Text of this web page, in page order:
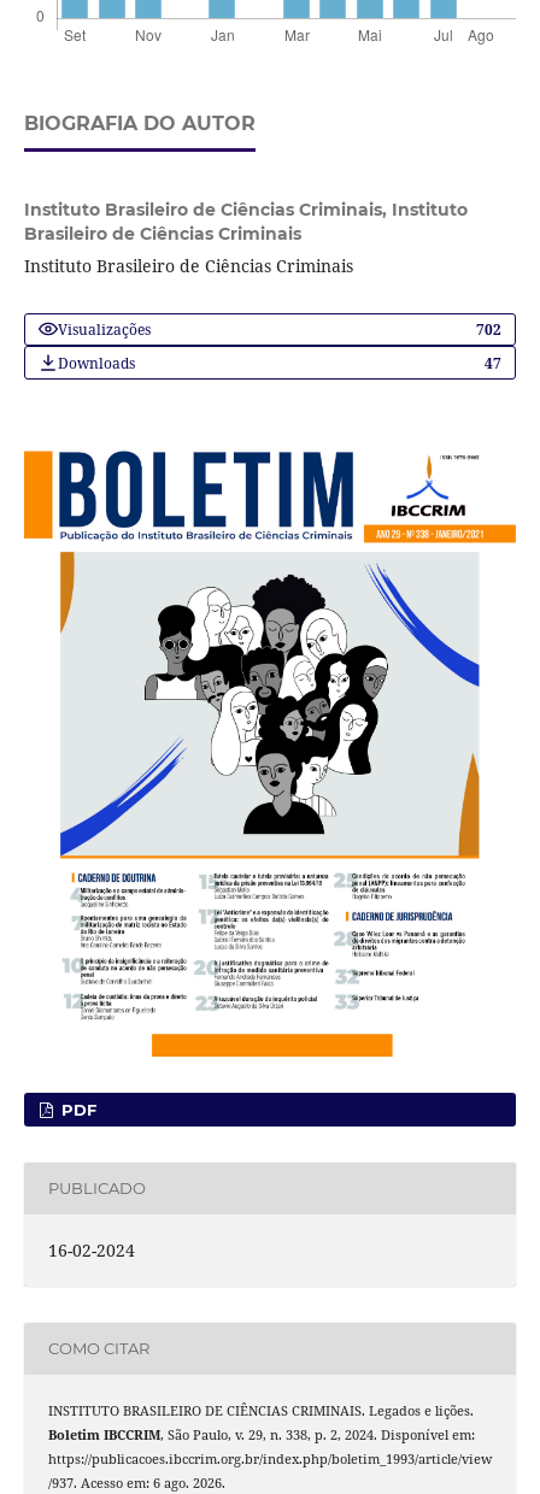
BIOGRAFIA DO AUTOR
Instituto Brasileiro de Ciências Criminais, Instituto
Brasileiro de Ciências Criminais
Instituto Brasileiro de Ciências Criminais
Visualizações
702
Downloads
47
PDF
PUBLICADO
16-02-2024
COMO CITAR
INSTITUTO BRASILEIRO DE CIÊNCIAS CRIMINAIS. Legados e lições.
Boletim IBCCRIM, São Paulo, v. 29, n. 338, p. 2, 2024. Disponível em:
https://publicacoes.ibccrim.org.br/index.php/boletim_1993/article/view
/937. Acesso em: 6 ago. 2026.